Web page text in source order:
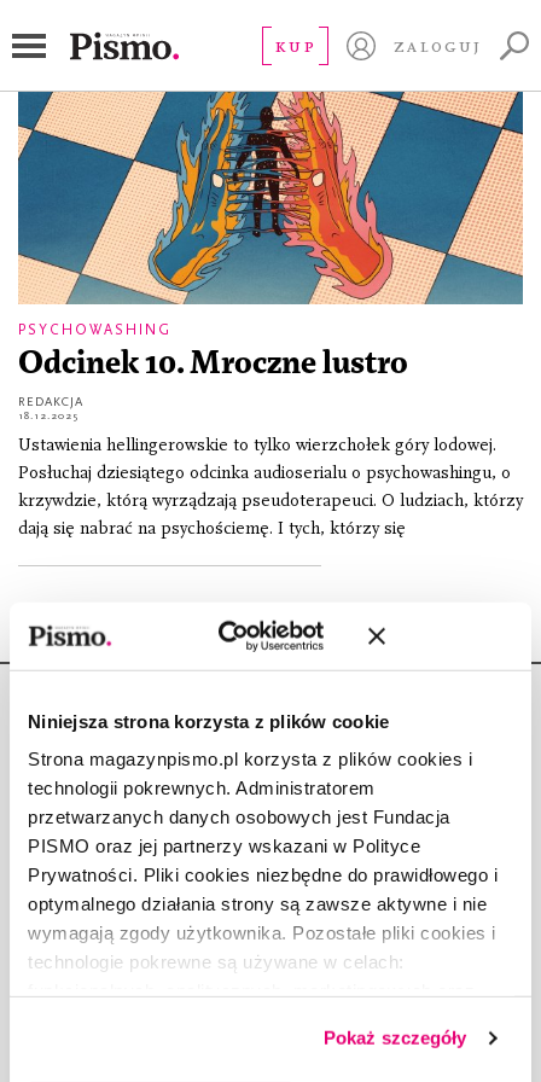
Niniejsza strona korzysta z plików cookie
Strona magazynpismo.pl korzysta z plików cookies i
technologii pokrewnych. Administratorem
przetwarzanych danych osobowych jest Fundacja
PISMO oraz jej partnerzy wskazani w Polityce
Prywatności. Pliki cookies niezbędne do prawidłowego i
optymalnego działania strony są zawsze aktywne i nie
wymagają zgody użytkownika. Pozostałe pliki cookies i
technologie pokrewne są używane w celach:
dobrowolną zgodę na pliki cookies i technologie
pokrewne, zgadzasz się na przechowywanie informacji
Pokaż szczegóły
KUP ZALOGUJ
PSYCHOWASHING
Odcinek 10. Mroczne lustro
REDAKCJA
18.12.2025
Ustawienia hellingerowskie to tylko wierzchołek góry lodowej.
Posłuchaj dziesiątego odcinka audioserialu o psychowashingu, o
krzywdzie, którą wyrządzają pseudoterapeuci. O ludziach, którzy
dają się nabrać na psychościemę. I tych, którzy się
Copyright © Fundacja Pismo
O „PIŚMIE”